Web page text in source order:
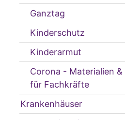
Ganztag
Kinderschutz
Kinderarmut
Corona - Materialien
für Fachkräfte
Krankenhäuser